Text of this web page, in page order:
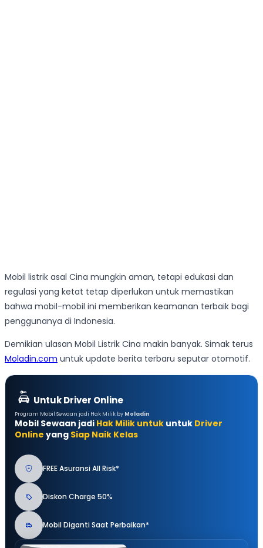
Mobil listrik asal Cina mungkin aman, tetapi edukasi dan
regulasi yang ketat tetap diperlukan untuk memastikan
bahwa mobil-mobil ini memberikan keamanan terbaik bagi
penggunanya di Indonesia.
Demikian ulasan Mobil Listrik Cina makin banyak. Simak terus
Moladin.com untuk update berita terbaru seputar otomotif.
Untuk Driver Online
Program Mobil Sewaan jadi Hak Milik by Moladin
Mobil Sewaan jadi Hak Milik untuk untuk Driver
Online yang Siap Naik Kelas
FREE Asuransi All Risk*
Diskon Charge 50%
Mobil Diganti Saat Perbaikan*